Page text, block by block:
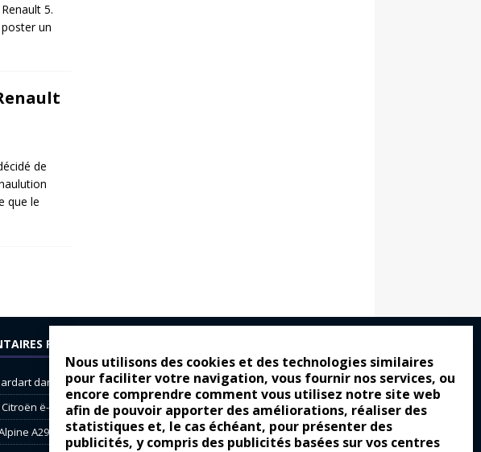
Nous utilisons des cookies et des technologies similaires
pour faciliter votre navigation, vous fournir nos services, ou
encore comprendre comment vous utilisez notre site web
afin de pouvoir apporter des améliorations, réaliser des
statistiques et, le cas échéant, pour présenter des
publicités, y compris des publicités basées sur vos centres
5.
un
de
que le
RÉCENTS
dans
Dacia Sandero : pour les gens vrais
Citroën ë-C3 : la révolution a commencé
A290 : L’irrésistible attraction de la légèreté